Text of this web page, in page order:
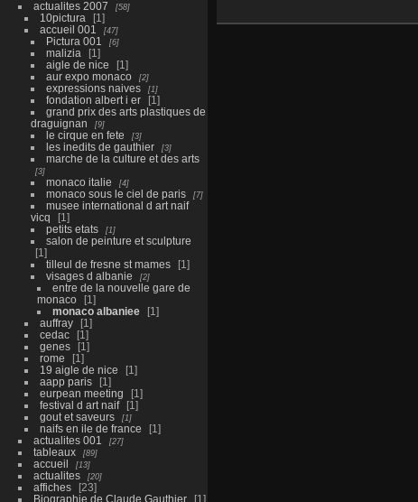
actualites 2007 58
10pictura
1
accueil 001
47
Pictura 001 6
malizia
1
aigle de nice
1
aur expo monaco
2
expressions naives 1
fondation albert i er
1
grand prix des arts plastiques de
draguignan
9
le cirque en fete 3
les inedits de gauthier 3
marche de la culture et des arts
3
monaco italie 4
monaco sous le ciel de paris 7
musee international d art naif
vicq
1
petits etats
1
salon de peinture et sculpture
1
tilleul de fresne st mames
1
visages d albanie
2
entre de la nouvelle gare de
monaco
1
monaco albaniee
1
auffray
1
cedac
1
genes
1
rome
1
19 aigle de nice
1
aapp paris
1
eurpean meeting
1
festival d art naif
1
gout et saveurs
1
naifs en ile de france
1
actualites 001
27
tableaux 89
accueil 13
actualites 20
affiches
23
Biographie de Claude Gauthier
1